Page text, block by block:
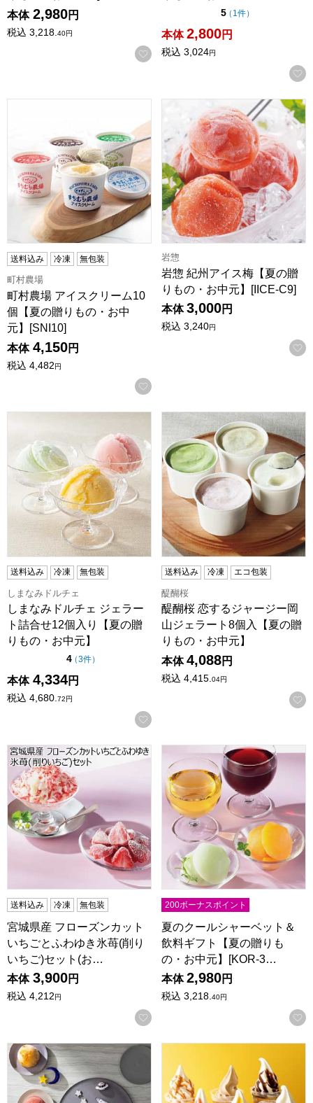
本体 2,980円
税込 3,218.40円
お気に入りに登録する
5点（5点満点中）
（ 1件の評価
）
本体 2,800円
税込 3,024円
町村農場 アイスクリーム10個【夏の贈りもの・お中元】
送料込み 冷凍 無包装
町村農場
町村農場 アイスクリーム10
個【夏の贈りもの・お中
元】[SNI10]
本体 4,150円
税込 4,482円
お気に入りに登録する
岩惣 紀州アイス梅【夏の贈
岩惣
岩惣 紀州アイス梅【夏の贈
りもの・お中元】[IICE-C9]
本体 3,000円
税込 3,240円
しまなみドルチェ ジェラート詰合せ12個入り【夏の贈りも
送料込み 冷凍 無包装
しまなみドルチェ
しまなみドルチェ ジェラー
ト詰合せ12個入り【夏の贈
りもの・お中元】
4点（5点満点中）
（3件の評価
）
本体 4,334円
税込 4,680.72円
お気に入りに登録する
醍醐桜 恋するジャージー岡
送料込み 冷凍 エコ包装
醍醐桜
醍醐桜 恋するジャージー岡
山ジェラート8個入【夏の贈
りもの・お中元】
本体 4,088円
税込 4,415. 04円
宮城県産 フローズンカットいちごとふわゆき氷苺(削りい
送料込み 冷凍 無包装
宮城県産 フローズンカット
いちごとふわゆき氷苺(削り
いちご)セット(お…
本体 3,900円
税込 4,212円
お気に入りに登録する
夏のクールシャーベット＆
200ボーナスポイント
夏のクールシャーベット＆
飲料ギフト【夏の贈りも
の・お中元】[KOR-3…
本体 2,980円
税込 3,218.40円
リーガロイヤルホテル 「ショコラブティック レクラ」 プ